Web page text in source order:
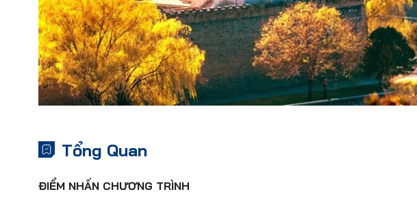
Tổng Quan
ĐIỂM NHẤN CHƯƠNG TRÌNH